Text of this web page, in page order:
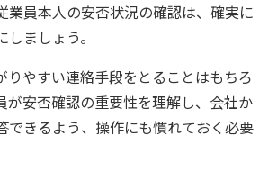
業員本人の安否状況の確認は、確実に
ましょう。
りやすい連絡手段をとることはもちろ
が安否確認の重要性を理解し、会社か
できるよう、操作にも慣れておく必要